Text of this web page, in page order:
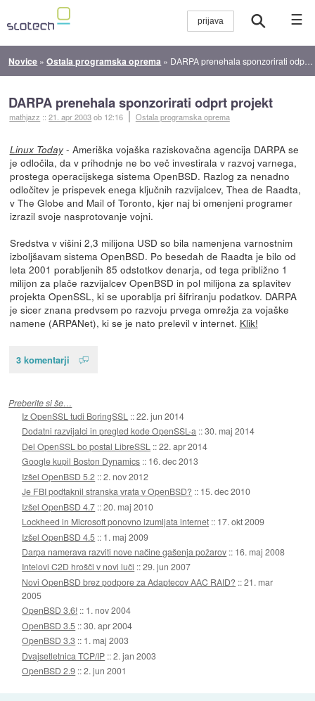
☰
Novice »Ostala programska oprema » DARPA prenehala sponzorirati odprt projekt
DARPA prenehala sponzorirati odprt projekt
mathjazz ::21. apr 2003ob 12:16 Ostala programska oprema
Linux Today- Ameriška vojaška raziskovačna agencija DARPA se
je odločila, da v prihodnje ne bo več investirala v razvoj varnega,
prostega operacijskega sistema OpenBSD. Razlog za nenadno
odločitev je prispevek enega ključnih razvijalcev, Thea de Raadta,
v The Globe and Mail of Toronto, kjer naj bi omenjeni programer
izrazil svoje nasprotovanje vojni.
Sredstva v višini 2,3 milijona USD so bila namenjena varnostnim
izboljšavam sistema OpenBSD. Po besedah de Raadta je bilo od
leta 2001 porabljenih 85 odstotkov denarja, od tega približno 1
milijon za plače razvijalcev OpenBSD in pol milijona za splavitev
projekta OpenSSL, ki se uporablja pri šifriranju podatkov. DARPA
je sicer znana predvsem po razvoju prvega omrežja za vojaške
namene (ARPANet), ki se je nato prelevil v internet. Klik!
3 komentarji
Preberite si še…
Iz OpenSSL tudi BoringSSL ::22. jun 2014
Dodatni razvijalci in pregled kode OpenSSL-a ::30. maj 2014
Del OpenSSL bo postal LibreSSL ::22. apr 2014
Google kupil Boston Dynamics :: 16. dec 2013
Izšel OpenBSD 5.2 ::2. nov 2012
Je FBI podtaknil stranska vrata v OpenBSD? :: 15. dec 2010
Izšel OpenBSD 4.7 ::20. maj 2010
Lockheed in Microsoft ponovno izumljata internet :: 17. okt 2009
Izšel OpenBSD 4.5 :: 1. maj 2009
Darpa namerava razviti nove načine gašenja požarov :: 16. maj 2008
Intelovi C2D hrošči v novi luči ::29. jun 2007
Novi OpenBSD brez podpore za Adaptecov AAC RAID? ::21. mar
2005
OpenBSD 3.6! :: 1. nov 2004
OpenBSD 3.5 ::30. apr 2004
OpenBSD 3.3 :: 1. maj 2003
Dvajsetletnica TCP/IP ::2. jan 2003
OpenBSD 2.9 ::2. jun 2001